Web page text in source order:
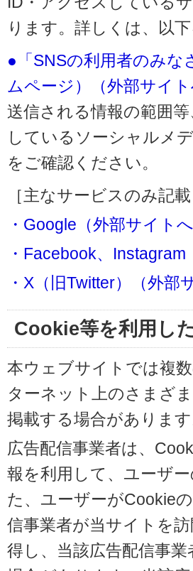
ります。詳しくは、以
●「SNSの利用者のみな
ムページ）（外部サイト
送信される情報の範囲
しているソーシャルメ
をご確認ください。
［主なサービスのみ記載
・Google（外部サイト
・Facebook、
・X（旧Twitter）（外部
Cookie等を利用し
本ウェブサイトでは複
ターネット上のさまざ
掲載する場合があります
広告配信事業者は、
報を利用して、ユーザ
た、ユーザーがCookie
信事業者が当サイトを
得し、当該広告配信事